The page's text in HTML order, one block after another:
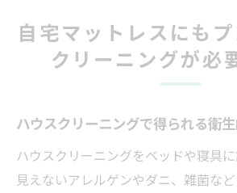
自宅マットレスにも
クリーニングが必
ハウスクリーニングで得られる衛
ハウスクリーニングをベッドや寝具
見えないアレルゲンやダニ、雑菌な